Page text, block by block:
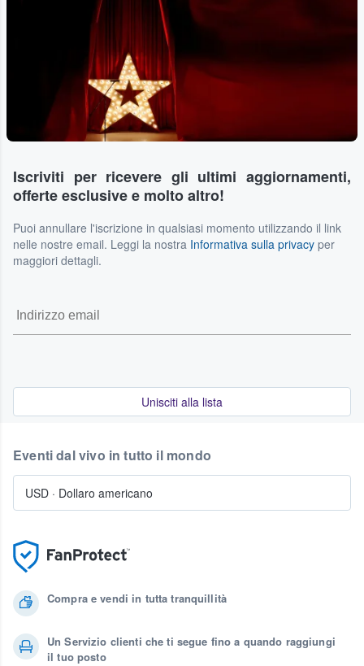
Iscriviti per ricevere gli ultimi aggiornamenti,
offerte esclusive e molto altro!
Puoi annullare l'iscrizione in qualsiasi momento utilizzando il link
nelle nostre email. Leggi la nostra Informativa sulla privacy per
maggiori dettagli.
Unisciti alla lista
Compra e vendi in tutta tranquillità
Un Servizio clienti che ti segue fino a quando raggiungi
il tuo posto
Eventi dal vivo in tutto il mondo
USD · Dollaro americano